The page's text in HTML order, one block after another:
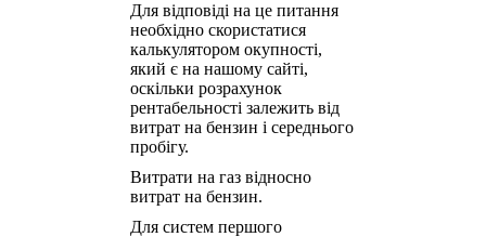
Для відповіді на це питання
необхідно скористатися
калькулятором окупності,
який є на нашому сайті,
оскільки розрахунок
рентабельності залежить від
витрат на бензин і середнього
пробігу.
Витрати на газ відносно
витрат на бензин.
Для систем першого